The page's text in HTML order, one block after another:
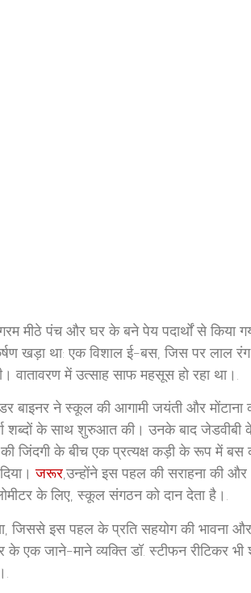
मीठे पंच और घर के बने पेय पदार्थों से किया
खड़ा था: एक विशाल ई-बस, जिस पर लाल
वातावरण में उत्साह साफ महसूस हो रहा था।.
बाइनर ने स्कूल की आगामी जयंती और मोंटाना
शब्दों के साथ शुरुआत की। उनके बाद जेडवीबी
की जिंदगी के बीच एक प्रत्यक्ष कड़ी के रूप में बस
जरूर,उन्होंने इस पहल की सराहना की और
के लिए, स्कूल संगठन को दान देता है।.
जिससे इस पहल के प्रति सहयोग की भावना
एक जाने-माने व्यक्ति डॉ. स्टीफन रीटिकर भी